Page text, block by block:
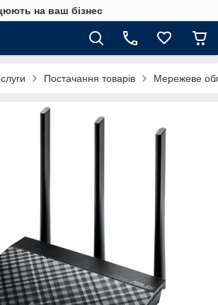
на ваш бізнес
Постачання товарів Мережеве